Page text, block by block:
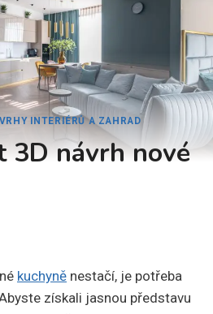
INTERIÉRŮ A ZAHRAD
3D návrh nové
kuchyně nestačí, je potřeba
získali jasnou představu